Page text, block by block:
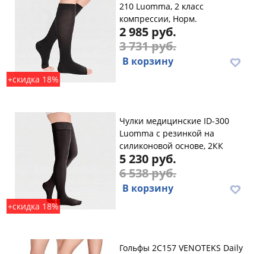
+скидка 18%
210 Luomma, 2 класс
компрессии, Норм.
2 985 руб.
3 731 руб.
В корзину
+скидка 18%
Чулки медицинские ID-300
Luomma с резинкой на
силиконовой основе, 2КК
5 230 руб.
6 538 руб.
В корзину
Гольфы 2C157 VENOTEKS Daily